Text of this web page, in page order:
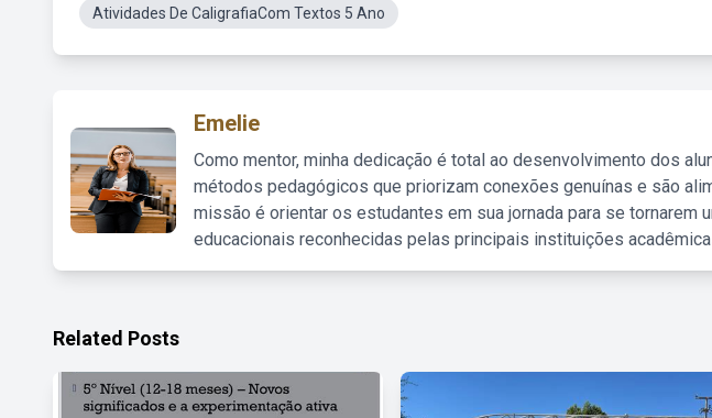
Atividades De CaligrafiaCom Textos 5 Ano
Emelie
Como mentor, minha dedicação é total ao desenvolvimento dos
métodos pedagógicos que priorizam conexões genuínas e são
missão é orientar os estudantes em sua jornada para se tornarem
educacionais reconhecidas pelas principais instituições
Related Posts